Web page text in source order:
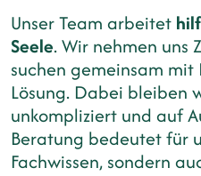
Unser Team arbeitet
Seele. Wir nehmen uns
suchen gemeinsam
Lösung. Dabei bleiben
unkompliziert und auf
Beratung bedeutet für
Fachwissen, sondern